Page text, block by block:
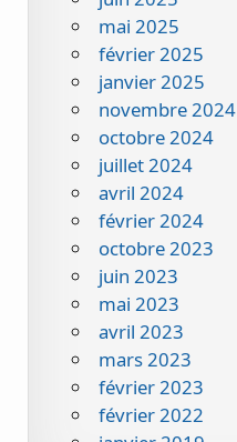
mai 2025
février 2025
janvier 2025
novembre 2024
octobre 2024
juillet 2024
avril 2024
février 2024
octobre 2023
juin 2023
mai 2023
avril 2023
mars 2023
février 2023
février 2022